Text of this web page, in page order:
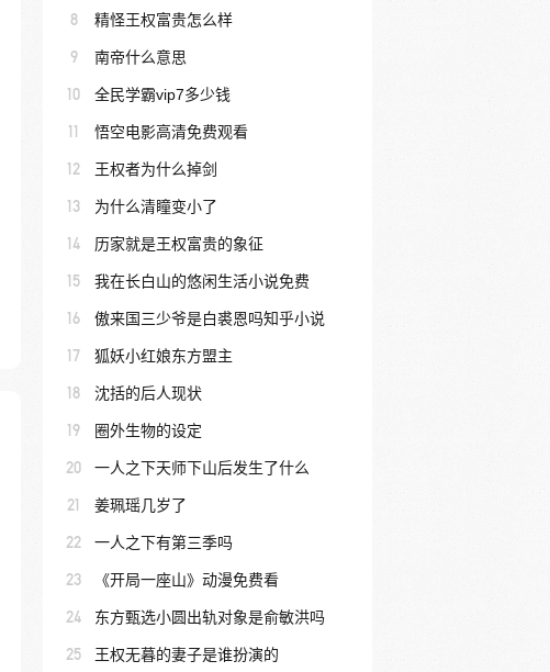
8 精怪王权富贵怎么样
9 南帝什么意思
10 全民学霸vip7多少钱
11 悟空电影高清免费观看
12 王权者为什么掉剑
13 为什么清瞳变小了
14 历家就是王权富贵的象征
15 我在长白山的悠闲生活小说免费
16 傲来国三少爷是白裘恩吗知乎小说
17 狐妖小红娘东方盟主
18 沈括的后人现状
19 圈外生物的设定
20 一人之下天师下山后发生了什么
21 姜珮瑶几岁了
22 一人之下有第三季吗
23 《开局一座山》动漫免费看
24 东方甄选小圆出轨对象是俞敏洪吗
25 王权无暮的妻子是谁扮演的